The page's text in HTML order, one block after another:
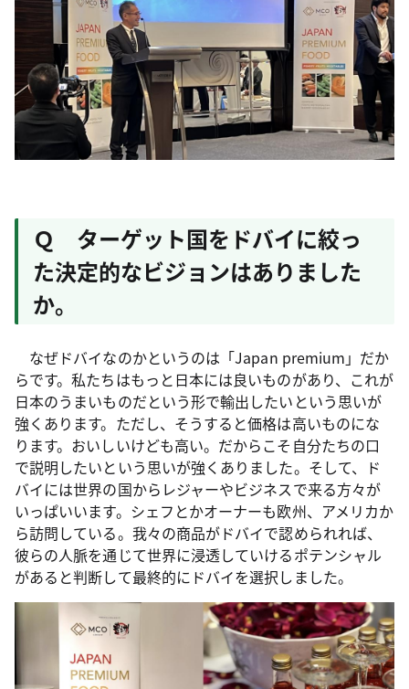
Ｑ ターゲット国をドバイに絞っ
た決定的なビジョンはありました
か。
なぜドバイなのかというのは「Japan premium」だか
らです。私たちはもっと日本には良いものがあり、これが
日本のうまいものだという形で輸出したいという思いが
強くあります。ただし、そうすると価格は高いものにな
ります。おいしいけども高い。だからこそ自分たちの口
で説明したいという思いが強くありました。そして、ド
バイには世界の国からレジャーやビジネスで来る方々が
いっぱいいます。シェフとかオーナーも欧州、アメリカか
ら訪問している。我々の商品がドバイで認められれば、
彼らの人脈を通じて世界に浸透していけるポテンシャル
があると判断して最終的にドバイを選択しました。